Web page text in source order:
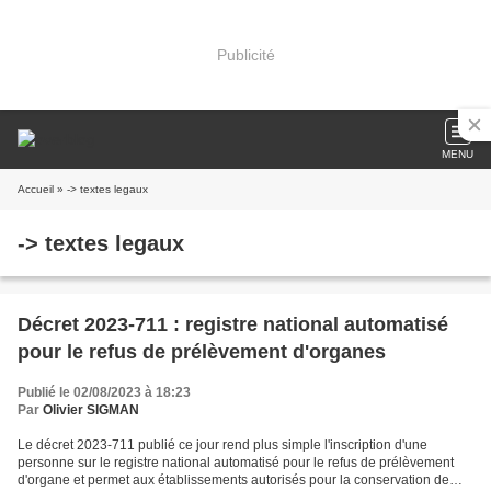
Publicité
MENU
Accueil » -> textes legaux
-> textes legaux
Décret 2023-711 : registre national automatisé
pour le refus de prélèvement d'organes
Publié le 02/08/2023 à 18:23
Par Olivier SIGMAN
Le décret 2023-711 publié ce jour rend plus simple l'inscription d'une
personne sur le registre national automatisé pour le refus de prélèvement
d'organe et permet aux établissements autorisés pour la conservation de